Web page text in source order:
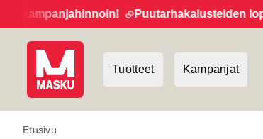
kampanjahinnoin! Puutarhakalusteiden
Tuotteet Kampanjat
Etusivu